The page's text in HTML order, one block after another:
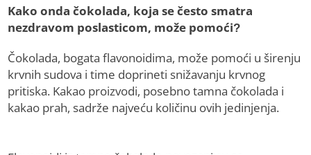
Kako onda čokolada, koja se često smatra
nezdravom poslasticom, može pomoći?
Čokolada, bogata flavonoidima, može pomoći u širenju
krvnih sudova i time doprineti snižavanju krvnog
pritiska. Kakao proizvodi, posebno tamna čokolada i
kakao prah, sadrže najveću količinu ovih jedinjenja.